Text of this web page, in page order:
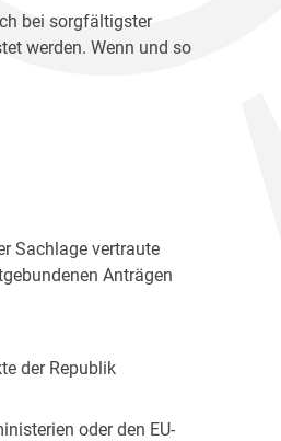
bei sorgfältigster
werden. Wenn und so
Sachlage vertraute
Anträgen
der Republik
oder den EU-